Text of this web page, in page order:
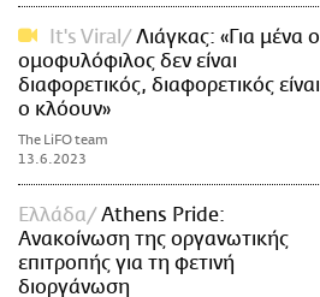
It's Viral
Λιάγκας: «Για μένα ο
ομοφυλόφιλος δεν είναι
διαφορετικός, διαφορετικός είναι
ο κλόουν»
The LiFO team
13.6.2023
Ελλάδα
Athens Pride:
Aνακοίνωση της οργανωτικής
επιτροπής για τη φετινή
διοργάνωση